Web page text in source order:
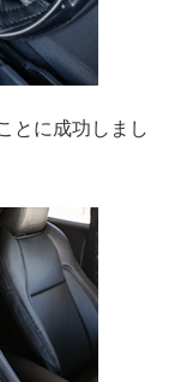
とに成功しまし